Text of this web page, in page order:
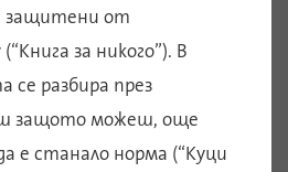
защитени от
за никого”). В
разбира през
защото можеш, още
е станало норма (“Куци